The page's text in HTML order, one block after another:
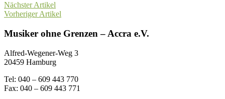
Nächster Artikel
Vorheriger Artikel
Musiker ohne Grenzen – Accra e.V.
Alfred-Wegener-Weg 3
20459 Hamburg
Tel: 040 – 609 443 770
Fax: 040 – 609 443 771